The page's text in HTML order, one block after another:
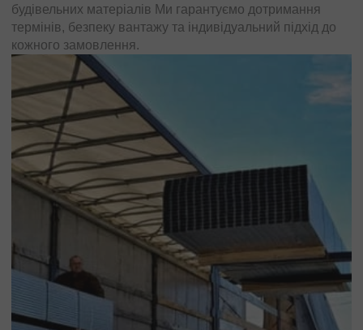
будівельних матеріалів Ми гарантуємо дотримання
термінів, безпеку вантажу та індивідуальний підхід до
кожного замовлення.